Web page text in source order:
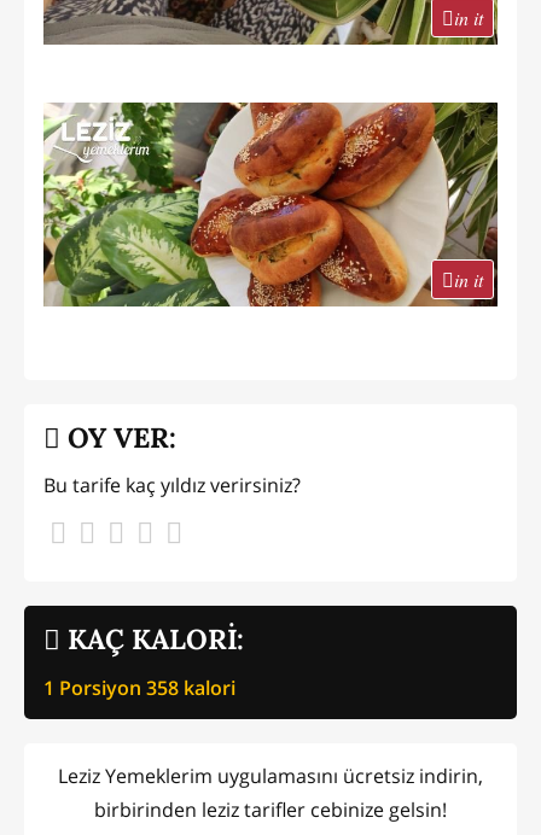
in it
in it
KAÇ KALORİ:
1 Porsiyon 358 kalori
OY VER:
Bu tarife kaç yıldız verirsiniz?
Leziz Yemeklerim uygulamasını ücretsiz indirin,
birbirinden leziz tarifler cebinize gelsin!